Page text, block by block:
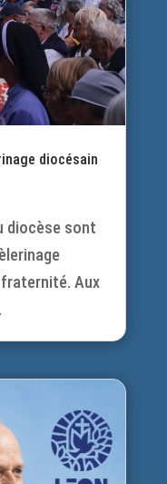
diocésain
diocèse sont
Aux